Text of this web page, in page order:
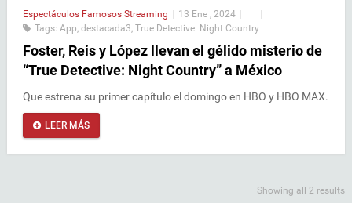
Espectáculos Famosos Streaming 13 Ene , 2024
Tags: App, destacada3, True Detective: Night Country
Foster, Reis y López llevan el gélido misterio de
“True Detective: Night Country” a México
Que estrena su primer capítulo el domingo en HBO y HBO MAX.
LEER MÁS
Showing all 2 results